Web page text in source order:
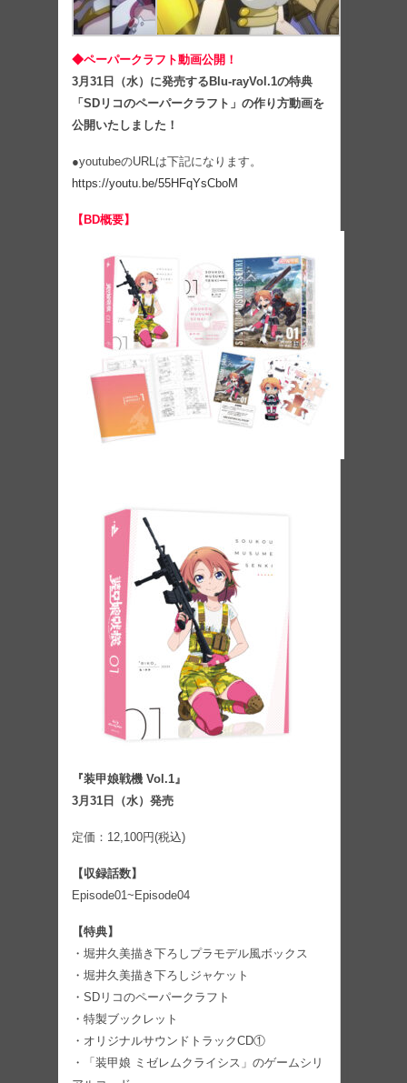
◆ペーパークラフト動画公開！
3月31日（水）に発売するBlu-rayVol.1の特典
「SDリコのペーパークラフト」の作り方動画を
公開いたしました！
●youtubeのURLは下記になります。
https://youtu.be/55HFqYsCboM
【BD概要】
『装甲娘戦機 Vol.1』
3月31日（水）発売
定価：12,100円(税込)
【収録話数】
Episode01~Episode04
【特典】
・堀井久美描き下ろしプラモデル風ボックス
・堀井久美描き下ろしジャケット
・SDリコのペーパークラフト
・特製ブックレット
・オリジナルサウンドトラックCD①
・「装甲娘 ミゼレムクライシス」のゲームシリ